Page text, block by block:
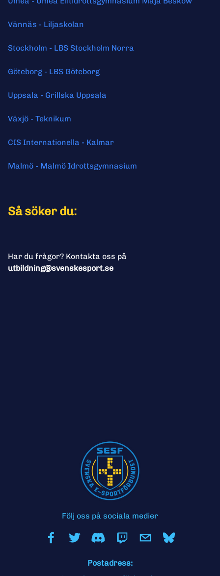
Vännäs - Liljaskolan
Stockholm - LBS Stockholm Norra
Göteborg - LBS Göteborg
Uppsala - Grillska Uppsala
Växjö - Teknikum
Malmö - Malmö Idrottsgymnasium
Så söker du:
utbildning@svenskesport.se
Följ oss på sociala medier
Postadress: